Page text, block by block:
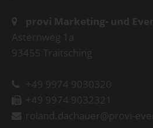
provi Marketing- und
Asternweg 1a
93455 Traitsching
+49 9974 9030320
+49 9974 9032321
roland.dachauer@provi-